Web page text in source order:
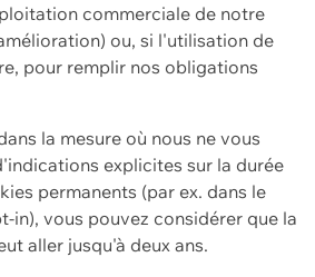
commerciale de notre
ou, si l'utilisation de
pour remplir nos obligations
la mesure où nous ne vous
explicites sur la durée
permanents (par ex. dans le
in), vous pouvez considérer que la
aller jusqu'à deux ans.